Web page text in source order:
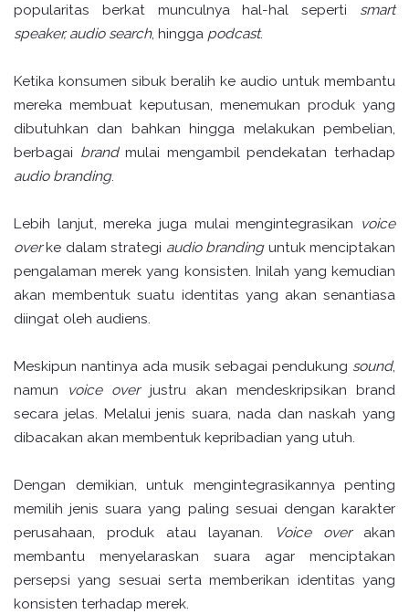
popularitas berkat munculnya hal-hal seperti smart
speaker, audio search, hingga podcast.
Ketika konsumen sibuk beralih ke audio untuk membantu
mereka membuat keputusan, menemukan produk yang
dibutuhkan dan bahkan hingga melakukan pembelian,
berbagai brandmulai mengambil pendekatan terhadap
audio branding.
Lebih lanjut, mereka juga mulai mengintegrasikan voice
overke dalam strategi audio brandinguntuk menciptakan
pengalaman merek yang konsisten. Inilah yang kemudian
akan membentuk suatu identitas yang akan senantiasa
diingat oleh audiens.
Meskipun nantinya ada musik sebagai pendukung sound,
namun voice overjustru akan mendeskripsikan brand
secara jelas. Melalui jenis suara, nada dan naskah yang
dibacakan akan membentuk kepribadian yang utuh.
Dengan demikian, untuk mengintegrasikannya penting
memilih jenis suara yang paling sesuai dengan karakter
perusahaan, produk atau layanan.
Voice over akan
membantu menyelaraskan suara agar menciptakan
persepsi yang sesuai serta memberikan identitas yang
konsisten terhadap merek.